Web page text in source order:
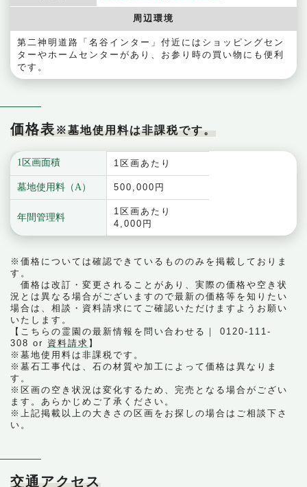
周辺環境
第二神明道路「名谷インター」付近にはショッピングセン
ターやホームセンターがあり、お参り時の買い物にも便利
です。
価格表※墓地使用料は非課税です。
1区画面積
墓地使用料（A）
年間管理料
1区画あたり
500,000円
1区画あたり
4,000円
※価格については確認できているもののみを掲載しておりま
す。
価格は改訂・変更されることがあり、実際の価格や空き状
況とは異なる場合がございますので最新の価格等を知りたい
場合は、相談・資料請求にてご確認いただけますようお願い
いたします。
【こちらの霊園の最新情報を問い合わせる｜ 0120-111-
308 or 資料請求 】
※墓地使用料は非課税です。
※墓石工事代は、石の材質や加工によって価格は異なりま
す。
※区画の空き状況は変化するため、完売となる場合がござい
ます。あらかじめご了承ください。
※上記掲載以上の大きさの区画をお探しの場合はご相談下さ
い。
交通アクセス